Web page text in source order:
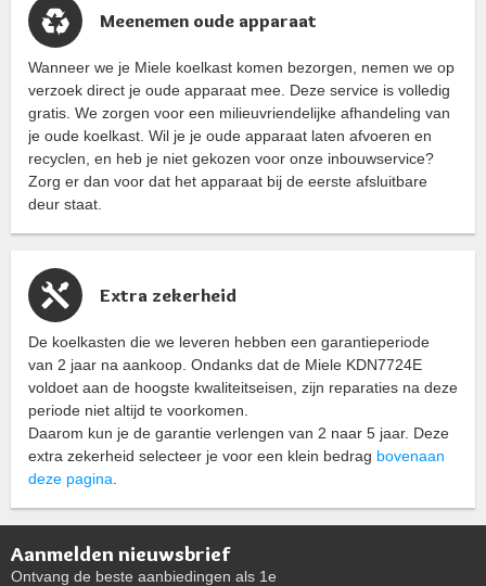
Meenemen oude apparaat
Wanneer we je Miele koelkast komen bezorgen, nemen we op
verzoek direct je oude apparaat mee. Deze service is volledig
gratis. We zorgen voor een milieuvriendelijke afhandeling van
je oude koelkast. Wil je je oude apparaat laten afvoeren en
recyclen, en heb je niet gekozen voor onze inbouwservice?
Zorg er dan voor dat het apparaat bij de eerste afsluitbare
deur staat.
Extra zekerheid
De koelkasten die we leveren hebben een garantieperiode
van 2 jaar na aankoop. Ondanks dat de Miele KDN7724E
voldoet aan de hoogste kwaliteitseisen, zijn reparaties na deze
periode niet altijd te voorkomen.
Daarom kun je de garantie verlengen van 2 naar 5 jaar. Deze
extra zekerheid selecteer je voor een klein bedrag bovenaan
deze pagina
Aanmelden nieuwsbrief
Ontvang de beste aanbiedingen als 1e